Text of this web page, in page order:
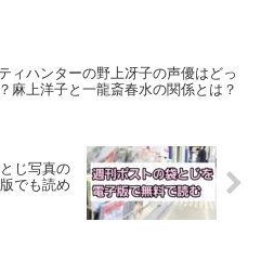
ィハンターの野上冴子の声優はどっ
麻上洋子と一龍斎春水の関係とは？
じ写真の
でも読め